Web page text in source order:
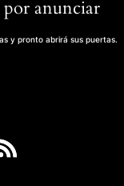
por anunciar
y pronto abrirá sus puertas.